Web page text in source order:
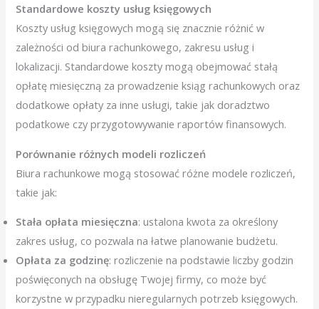
Standardowe koszty usług księgowych
Koszty usług księgowych mogą się znacznie różnić w
zależności od biura rachunkowego, zakresu usług i
lokalizacji. Standardowe koszty mogą obejmować stałą
opłatę miesięczną za prowadzenie ksiąg rachunkowych oraz
dodatkowe opłaty za inne usługi, takie jak doradztwo
podatkowe czy przygotowywanie raportów finansowych.
Porównanie różnych modeli rozliczeń
Biura rachunkowe mogą stosować różne modele rozliczeń,
takie jak:
Stała opłata miesięczna: ustalona kwota za określony
zakres usług, co pozwala na łatwe planowanie budżetu.
Opłata za godzinę: rozliczenie na podstawie liczby godzin
poświęconych na obsługę Twojej firmy, co może być
korzystne w przypadku nieregularnych potrzeb księgowych.